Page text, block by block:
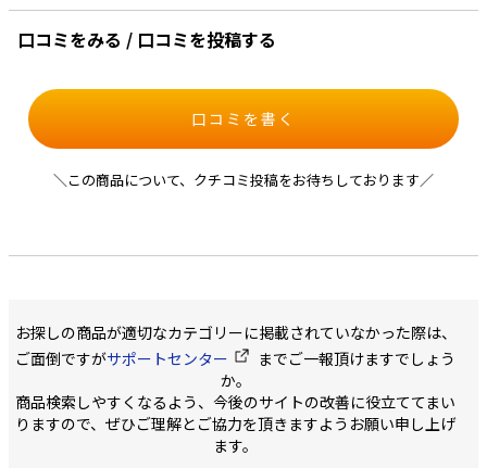
口コミをみる / 口コミを投稿する
口コミを書く
＼この商品について、クチコミ投稿をお待ちしております／
お探しの商品が適切なカテゴリーに掲載されていなかった際は、
ご面倒ですがサポートセンター
までご一報頂けますでしょう
か。
商品検索しやすくなるよう、今後のサイトの改善に役立ててまい
りますので、ぜひご理解とご協力を頂きますようお願い申し上げ
ます。